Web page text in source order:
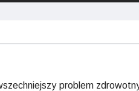
problem